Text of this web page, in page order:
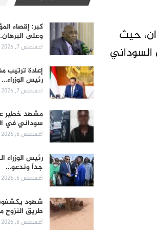
حيث
كبر: إقصاء
وعلى
أغسطس 7, 2026
إعادة ترتيب
رئيس الوزراء…
أغسطس 7, 2026
مشهد خطير
سوداني في
أغسطس 6, 2026
رئيس الوزراء
جداً وندعو…
أغسطس 6, 2026
طريق النزوح
أغسطس 6, 2026